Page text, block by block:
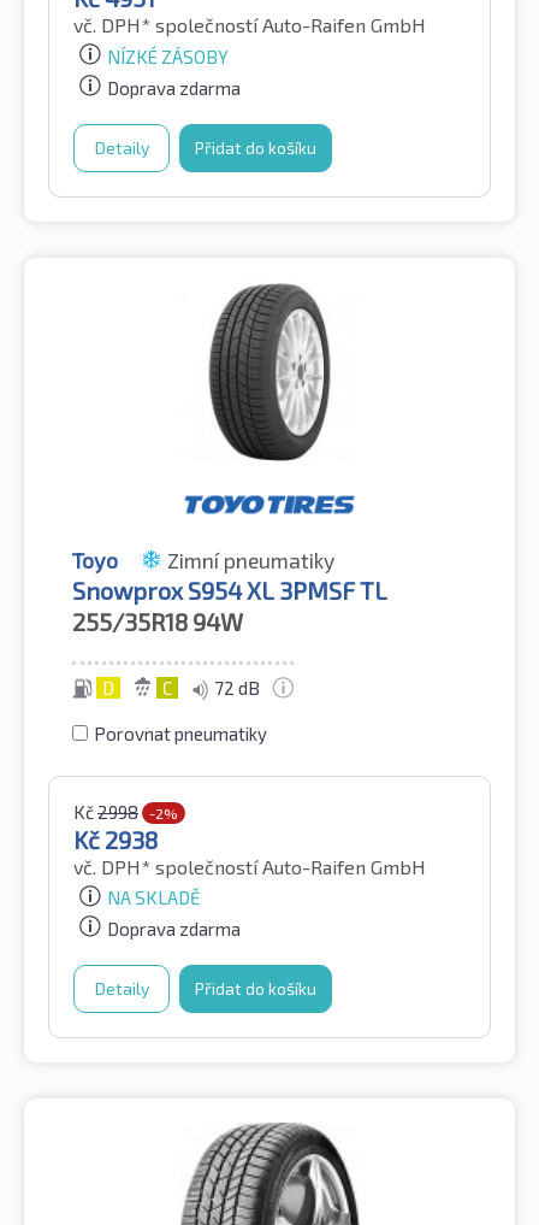
vč. DPH* společností Auto-Raifen GmbH
NÍZKÉ ZÁSOBY
Doprava zdarma
Detaily Přidat do košíku
Toyo Zimní pneumatiky
Snowprox S954 XL 3PMSF TL
255/35R18 94W
D C 72 dB
Porovnat pneumatiky
Kč2998 -2%
Kč 2938
vč. DPH* společností Auto-Raifen GmbH
NA SKLADĚ
Doprava zdarma
Detaily Přidat do košíku